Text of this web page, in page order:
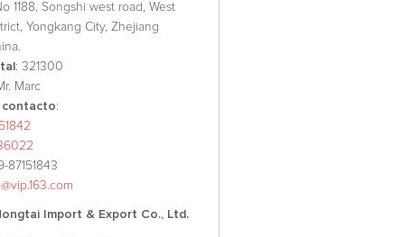
1188, Songshi west road, West
Yongkang City, Zhejiang
: 321300
Marc
contacto:
87151843
Import & Export Co., Ltd.